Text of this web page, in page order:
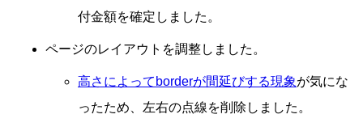
付金額を確定しました。
ページのレイアウトを調整しました。
高さによってborderが間延びする現象が気にな
ったため、左右の点線を削除しました。